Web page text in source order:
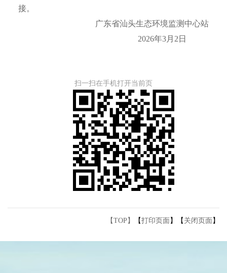
接。
广东省汕头生态环境监测中心站
2026年3月2日
扫一扫在手机打开当前页
【TOP】 【打印页面 】【 关闭页面 】